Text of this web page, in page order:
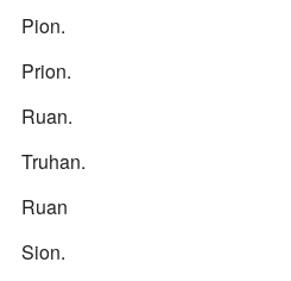
Pion.
Prion.
Ruan.
Truhan.
Ruan
Sion.